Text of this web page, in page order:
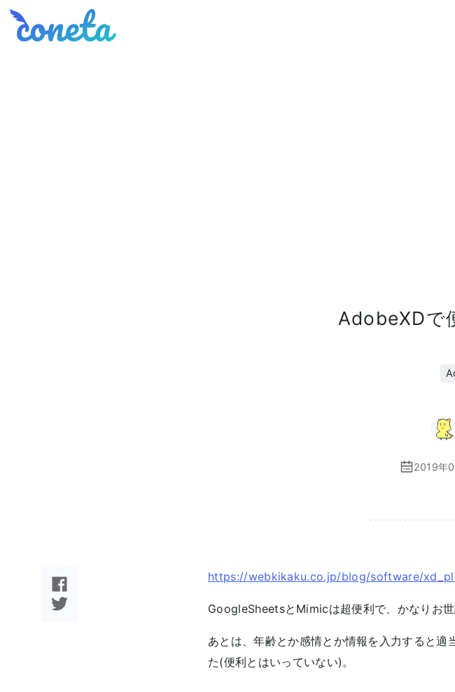
Coneta
AdobeXDで
2019年
https://webkikaku.co.jp/blog/software/
GoogleSheetsとMimicは超便利で、かなりお世
あとは、年齢とか感情とか情報を入力すると
た(便利とはいっていない)。